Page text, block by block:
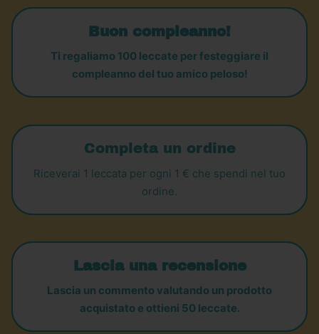
Buon compleanno!
Ti regaliamo 100 leccate per festeggiare il
compleanno del tuo amico peloso!
Completa un ordine
Riceverai 1 leccata per ogni 1 € che spendi nel tuo
ordine.
Lascia una recensione
Lascia un commento valutando un prodotto
acquistato e ottieni 50 leccate.